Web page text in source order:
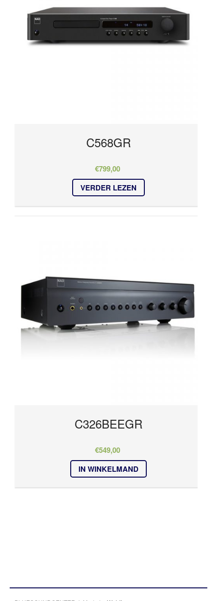
C568GR
€799,00
VERDER LEZEN
C326BEEGR
€549,00
IN WINKELMAND